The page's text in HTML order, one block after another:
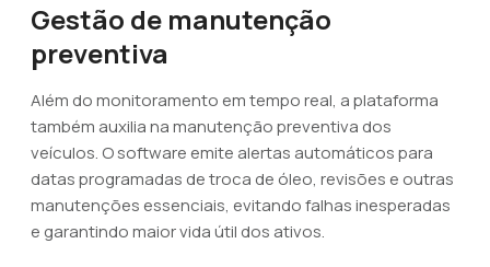
Gestão de manutenção
preventiva
Além do monitoramento em tempo real, a plataforma
também auxilia na manutenção preventiva dos
veículos. O software emite alertas automáticos para
datas programadas de troca de óleo, revisões e outras
manutenções essenciais, evitando falhas inesperadas
e garantindo maior vida útil dos ativos.